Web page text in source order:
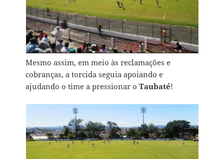
Mesmo assim, em meio às reclamações e
cobranças, a torcida seguia apoiando e
ajudando o time a pressionar oTaubaté!